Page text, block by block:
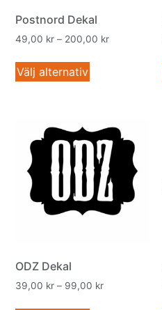
Postnord Dekal
49,00 kr – 200,00 kr
Välj alternativ
ODZ Dekal
39,00 kr – 99,00 kr